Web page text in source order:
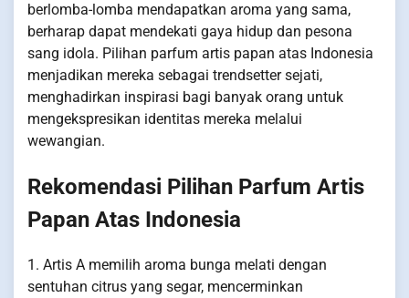
berlomba-lomba mendapatkan aroma yang sama,
berharap dapat mendekati gaya hidup dan pesona
sang idola. Pilihan parfum artis papan atas Indonesia
menjadikan mereka sebagai trendsetter sejati,
menghadirkan inspirasi bagi banyak orang untuk
mengekspresikan identitas mereka melalui
wewangian.
Rekomendasi Pilihan Parfum Artis
Papan Atas Indonesia
1. Artis A memilih aroma bunga melati dengan
sentuhan citrus yang segar, mencerminkan